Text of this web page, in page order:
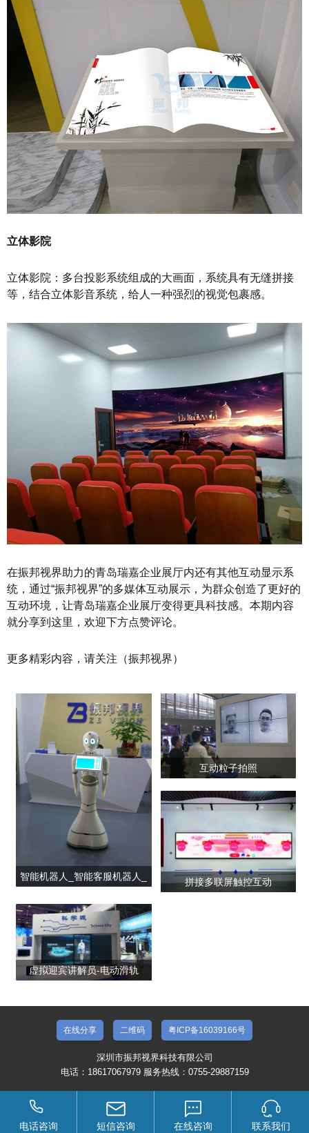
立体影院
立体影院：多台投影系统组成的大画面，系统具有无缝拼接
等，结合立体影音系统，给人一种强烈的视觉包裹感。
在振邦视界助力的青岛瑞嘉企业展厅内还有其他互动显示系
统，通过“振邦视界”的多媒体互动展示，为群众创造了更好的
互动环境，让青岛瑞嘉企业展厅变得更具科技感。本期内容
就分享到这里，欢迎下方点赞评论。
更多精彩内容，请关注（振邦视界）
智能机器人_智能客服机器人_
互动粒子拍照
拼接多联屏触控互动
虚拟迎宾讲解员-电动滑轨
在线分享 二维码 粤ICP备16039166号
深圳市振邦视界科技有限公司
电话：18617067979 服务热线：0755-29887159
电话咨询 短信咨询 在线咨询 联系我们